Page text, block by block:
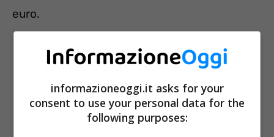
euro.
informazioneoggi.it asks for your
consent to use your personal data for the
following purposes: